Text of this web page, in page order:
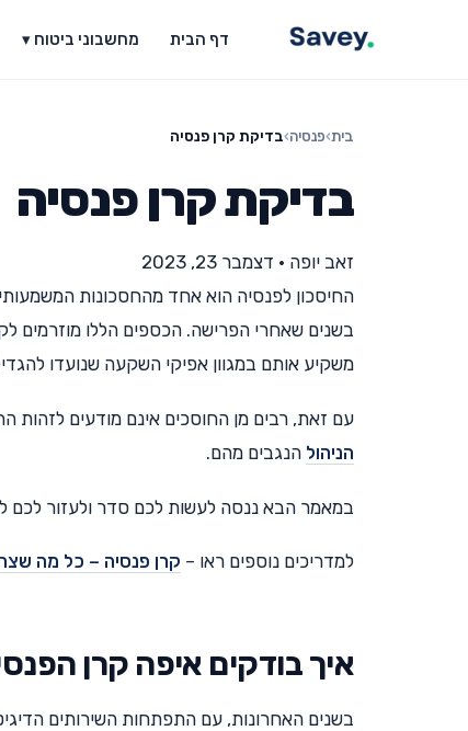
דף הבית מחשבוני ביטוח ▾
בית›פנסיה›בדיקת קרן פנסיה
בדיקת קרן פנסיה
זאב יופה • דצמבר 23, 2023
החיסכון לפנסיה הוא אחד מהחסכונות
בשנים שאחרי הפרישה. הכספים הללו מוזרמים
משקיע אותם במגוון אפיקי השקעה שנועדו
עם זאת, רבים מן החוסכים אינם מודעים
הניהול הנגבים מהם.
במאמר הבא ננסה לעשות לכם סדר ולעזור לכם
למדריכים נוספים ראו – קרן פנסיה – כל מה
איך בודקים איפה קרן
בשנים האחרונות, עם התפתחות השירותים